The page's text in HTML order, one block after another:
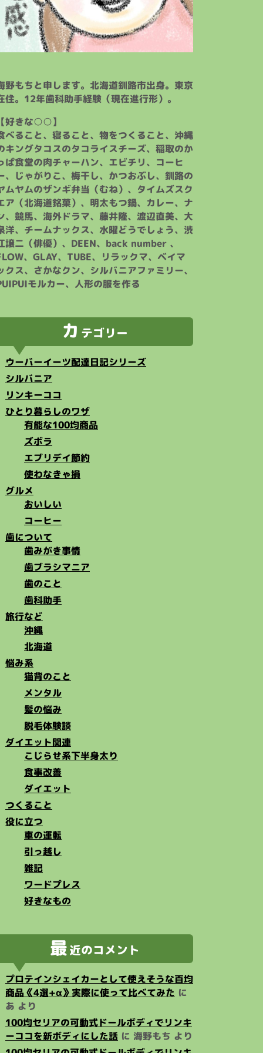
野もちと申します。北海道釧路市出身。東京
住。12年歯科助手経験（現在進行形）。
好きな○○】
べること、寝ること、物をつくること、沖縄
キングタコスのタコライスチーズ、稲取のか
ぱ食堂の肉チャーハン、エビチリ、コーヒ
、じゃがりこ、梅干し、かつおぶし、釧路の
ムヤムのザンギ弁当（むね）、タイムズスク
ア（北海道銘菓）、明太もつ鍋、カレー、ナ
、競馬、海外ドラマ、藤井隆、渡辺直美、大
洋、チームナックス、水曜どうでしょう、渋
譲二（俳優）、DEEN、back number 、
、GLAY、TUBE、リラックマ、ベイマ
クス、さかなクン、シルバニアファミリー、
モルカー、人形の服を作る
カ テゴリー
ウーバーイーツ配達日記シリーズ
シルバニア
リンキーココ
ひとり暮らしのワザ
有能な100均商品
ズボラ
エブリデイ節約
使わなきゃ損
グルメ
おいしい
コーヒー
歯について
歯みがき事情
歯ブラシマニア
歯のこと
歯科助手
旅行など
沖縄
北海道
悩み系
猫背のこと
メンタル
髪の悩み
脱毛体験談
ダイエット関連
こじらせ系下半身太り
食事改善
ダイエット
つくること
役に立つ
車の運転
引っ越し
雑記
ワードプレス
好きなもの
最近のコメント
プロテインシェイカーとして使えそうな百均
商品《4選+α》実際に使って比べてみた に
あ より
100均セリアの可動式ドールボディでリンキ
ーココを新ボディにした話 に 海野もち より